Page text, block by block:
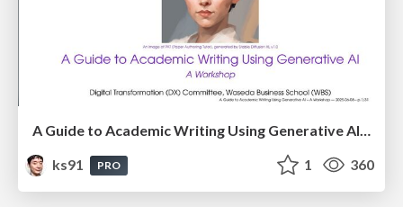
A Guide to Academic Writing Using Generative AI - A Workshop
ks91
PRO 1 360